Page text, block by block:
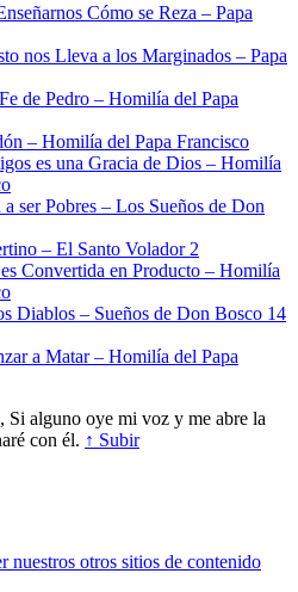
Cómo se Reza – Papa
nos Lleva a los Marginados – Papa
de Pedro – Homilía del Papa
– Homilía del Papa Francisco
es una Gracia de Dios – Homilía
ser Pobres – Los Sueños de Don
– El Santo Volador 2
Convertida en Producto – Homilía
Diablos – Sueños de Don Bosco 14
a Matar – Homilía del Papa
alguno oye mi voz y me abre la
con él. ↑ Subir
nuestros otros sitios de contenido